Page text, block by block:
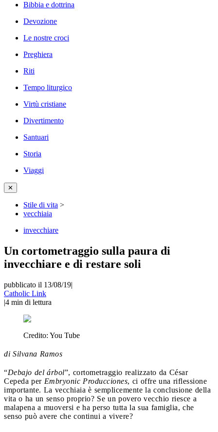
Bibbia e dottrina
Devozione
Le nostre croci
Preghiera
Riti
Tempo liturgico
Virtù cristiane
Divertimento
Santuari
Storia
Viaggi
✕
Stile di vita >
vecchiaia
invecchiare
Un cortometraggio sulla paura di
invecchiare e di restare soli
pubblicato il 13/08/19|
Catholic Link
|4 min di lettura
Credito: You Tube
di Silvana Ramos
“Debajo del árbol”, cortometraggio realizzato da César
Cepeda perEmbryonic Producciones, ci offre una riflessione
importante. La vecchiaia è semplicemente la conclusione della
vita o ha un senso proprio? Se un povero vecchio riesce a
malapena a muoversi e ha perso tutta la sua famiglia, che
senso può avere che continui a vivere?